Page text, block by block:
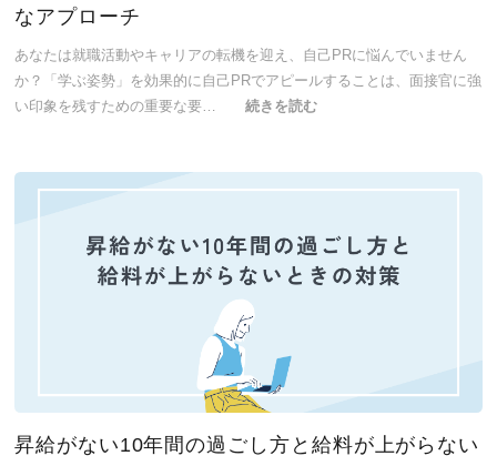
なアプローチ
あなたは就職活動やキャリアの転機を迎え、自己PRに悩んでいません
か？「学ぶ姿勢」を効果的に自己PRでアピールすることは、面接官に強
い印象を残すための重要な要… 続きを読む
昇給がない10年間の過ごし方と給料が上がらない